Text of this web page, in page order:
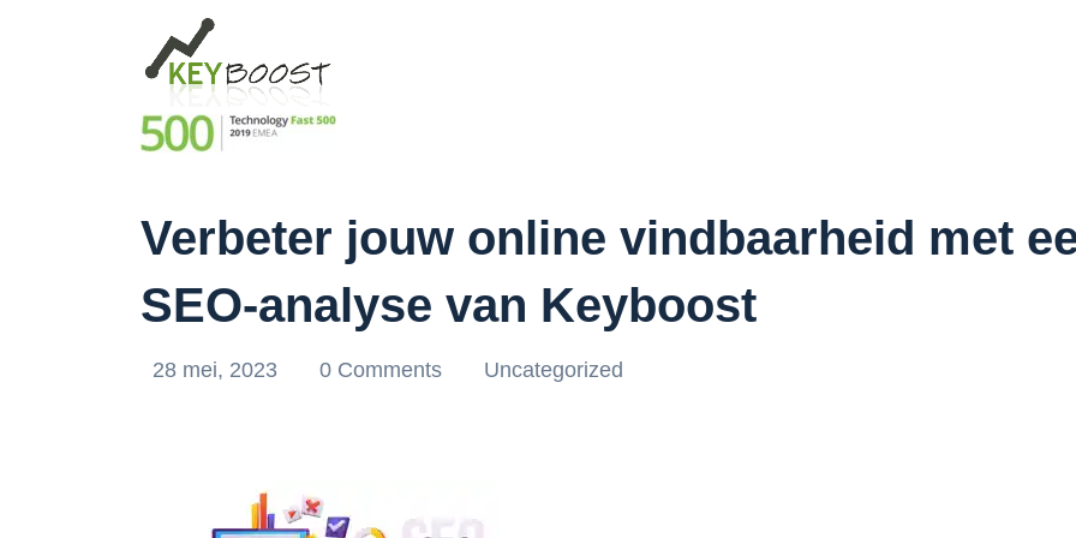
Verbeter jouw online vindbaarheid met
SEO-analyse van Keyboost
28 mei, 2023 0 Comments Uncategorized